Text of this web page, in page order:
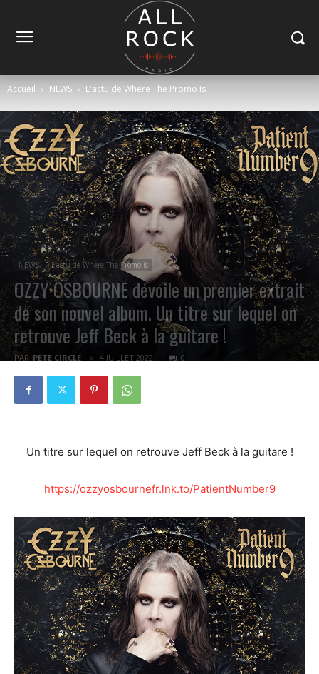
Accueil NEWS L'actu de Where The Promo Is
NEWS L'actu de Where The Promo Is
OZZY OSBOURNE dévoile un premier extrait
de son nouvel album. Un titre sur lequel on
retrouve Jeff Beck à la guitare !
PAR PETE CIRCLE 4 JUILLET 2022 0
Un titre sur lequel on retrouve Jeff Beck à la guitare !
https://ozzyosbournefr.lnk.to/PatientNumber9